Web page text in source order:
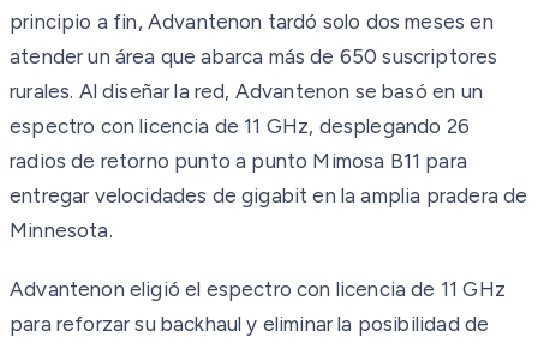
principio a fin, Advantenon tardó solo dos meses en
atender un área que abarca más de 650 suscriptores
rurales. Al diseñar la red, Advantenon se basó en un
espectro con licencia de 11 GHz, desplegando 26
radios de retorno punto a punto Mimosa B11 para
entregar velocidades de gigabit en la amplia pradera de
Minnesota.
Advantenon eligió el espectro con licencia de 11 GHz
para reforzar su backhaul y eliminar la posibilidad de